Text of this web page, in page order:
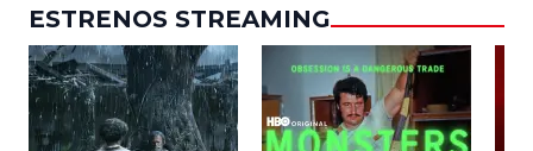
ESTRENOS STREAMING